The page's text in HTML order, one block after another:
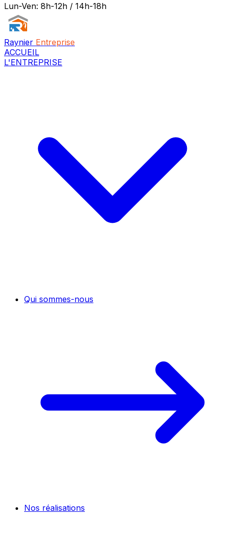
Lun-Ven: 8h-12h / 14h-18h
Raynier Entreprise
ACCUEIL
L'ENTREPRISE
Qui sommes-nous
Nos réalisations